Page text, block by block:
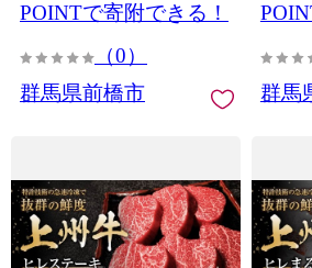
POINTで寄附できる！
（0）
群馬県前橋市
群馬